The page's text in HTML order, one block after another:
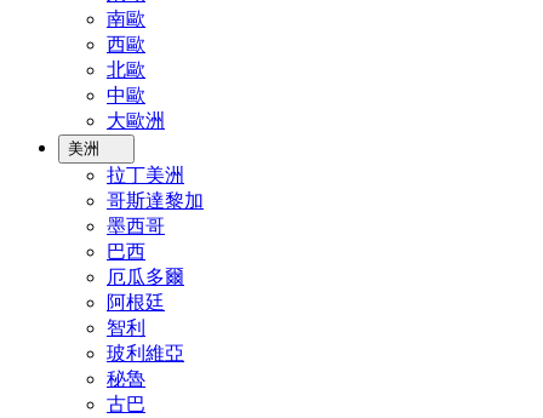
南歐
西歐
北歐
中歐
大歐洲
美洲
拉丁美洲
哥斯達黎加
墨西哥
巴西
厄瓜多爾
阿根廷
智利
玻利維亞
秘魯
古巴